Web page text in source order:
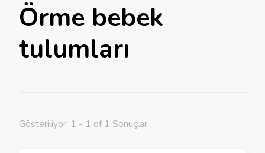
Örme bebek
tulumları
Gösteriliyor: 1 - 1 of 1 Sonuçlar